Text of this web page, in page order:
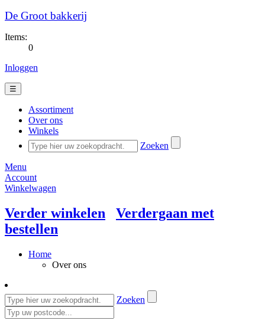
De Groot bakkerij
Items:
0
Inloggen
☰
Assortiment
Over ons
Winkels
Zoeken
Menu
Account
Winkelwagen
Verder winkelen
Verdergaan met
bestellen
Home
Over ons
Zoeken